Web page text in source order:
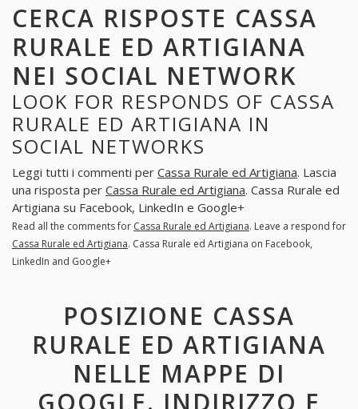
CERCA RISPOSTE CASSA
RURALE ED ARTIGIANA
NEI SOCIAL NETWORK
LOOK FOR RESPONDS OF CASSA
RURALE ED ARTIGIANA IN
SOCIAL NETWORKS
Leggi tutti i commenti per Cassa Rurale ed Artigiana. Lascia
una risposta per Cassa Rurale ed Artigiana. Cassa Rurale ed
Artigiana su Facebook, LinkedIn e Google+
Read all the comments for Cassa Rurale ed Artigiana. Leave a respond for
Cassa Rurale ed Artigiana. Cassa Rurale ed Artigiana on Facebook,
LinkedIn and Google+
POSIZIONE CASSA
RURALE ED ARTIGIANA
NELLE MAPPE DI
GOOGLE. INDIRIZZO E